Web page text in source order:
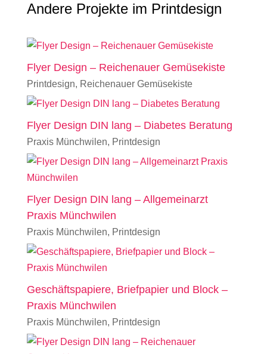
Andere Projekte im Printdesign
Flyer Design – Reichenauer Gemüsekiste
Printdesign, Reichenauer Gemüsekiste
Flyer Design DIN lang – Diabetes Beratung
Praxis Münchwilen, Printdesign
Flyer Design DIN lang – Allgemeinarzt
Praxis Münchwilen
Praxis Münchwilen, Printdesign
Geschäftspapiere, Briefpapier und Block –
Praxis Münchwilen
Praxis Münchwilen, Printdesign